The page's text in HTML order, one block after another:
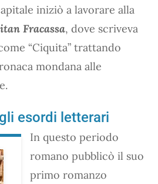
iniziò a lavorare alla
Fracassa, dove scriveva
“Ciquita” trattando
mondana alle
esordi letterari
In questo periodo
romano pubblicò il suo
primo romanzo